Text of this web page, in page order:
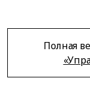
Полная